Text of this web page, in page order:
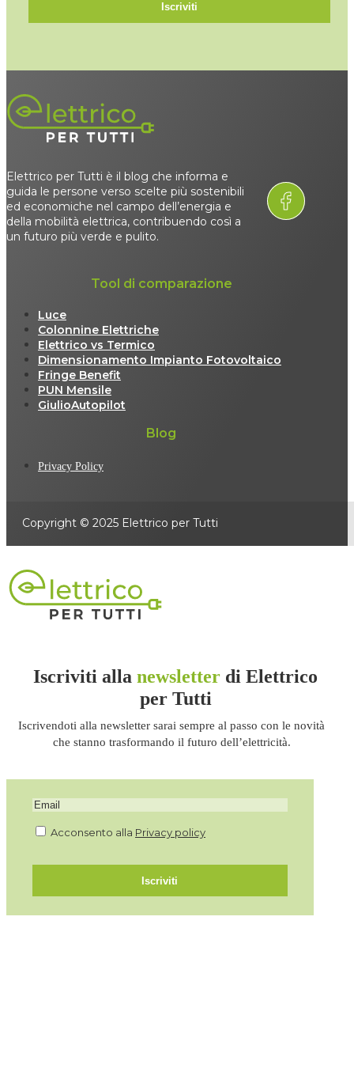
Iscriviti
Elettrico per Tutti è il blog che informa e
guida le persone verso scelte più sostenibili
ed economiche nel campo dell’energia e
della mobilità elettrica, contribuendo così a
un futuro più verde e pulito.
Tool di comparazione
Luce
Colonnine Elettriche
Elettrico vs Termico
Dimensionamento Impianto Fotovoltaico
Fringe Benefit
PUN Mensile
GiulioAutopilot
Blog
Privacy Policy
Copyright © 2025 Elettrico per Tutti
Iscriviti allanewsletter di Elettrico
per Tutti
Iscrivendoti alla newsletter sarai sempre al passo con le novità
che stanno trasformando il futuro dell’elettricità.
Acconsento alla Privacy policy
Iscriviti